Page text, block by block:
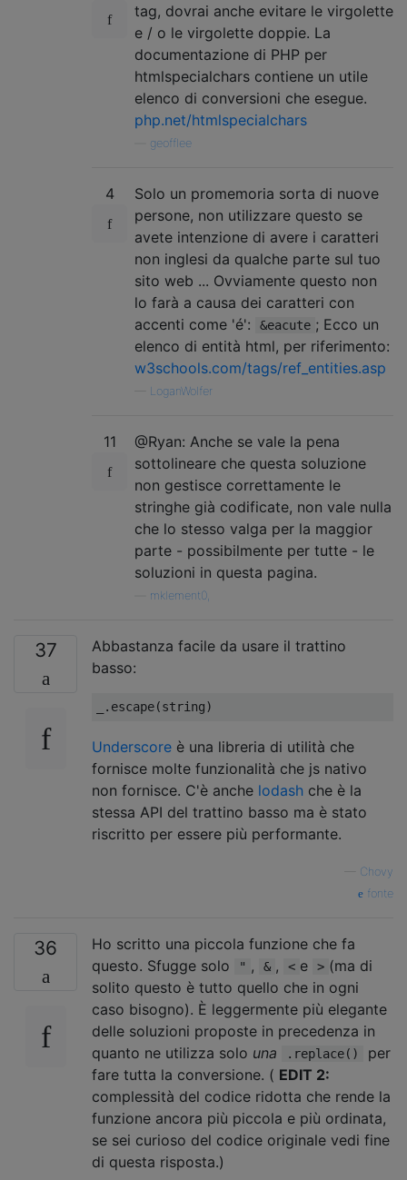
tag, dovrai anche evitare le virgolette
e / o le virgolette doppie. La
documentazione di PHP per
htmlspecialchars contiene un utile
elenco di conversioni che esegue.
php.net/htmlspecialchars
geofflee
4
Solo un promemoria sorta di nuove
persone, non utilizzare questo se
avete intenzione di avere i caratteri
non inglesi da qualche parte sul tuo
sito web ... Ovviamente questo non
lo farà a causa dei caratteri con
accenti come 'é':
&eacute ; Ecco un
elenco di entità html, per riferimento:
w3schools.com/tags/ref_entities.asp
LoganWolfer
11
@Ryan: Anche se vale la pena
sottolineare che questa soluzione
non gestisce correttamente le
stringhe già codificate, non vale nulla
che lo stesso valga per la maggior
parte - possibilmente per tutte - le
soluzioni in questa pagina.
mklement0,
37
Abbastanza facile da usare il trattino
basso:
. escape(string)
Underscore è una libreria di utilità che
fornisce molte funzionalità che js nativo
non fornisce. C'è anche lodash che è la
stessa API del trattino basso ma è stato
riscritto per essere più performante.
Chovy
fonte
36
Ho scritto una piccola funzione che fa
questo. Sfugge solo
" , & , < e > (ma di
solito questo è tutto quello che in ogni
caso bisogno). È leggermente più elegante
delle soluzioni proposte in precedenza in
quanto ne utilizza solo una .replace()
per
fare tutta la conversione. ( EDIT 2:
complessità del codice ridotta che rende la
funzione ancora più piccola e più ordinata,
se sei curioso del codice originale vedi fine
di questa risposta.)